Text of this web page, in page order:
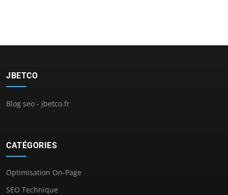
JBETCO
Blog seo - jbetco.fr
CATÉGORIES
Optimisation On-Page
SEO Technique